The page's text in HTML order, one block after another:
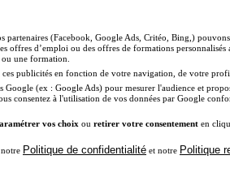
alternance
alternance
filière les plus
partenaires (Facebook, Google Ads, Critéo, Bing,)
offres d’emploi ou des offres de formations
une formation.
ces publicités en fonction de votre navigation, de votre
Google (ex : Google Ads) pour mesurer l'audience et
consentez à l'utilisation de vos données par Google
vos choix ou retirer votre consentement en
Politique de confidentialité et notre Politique